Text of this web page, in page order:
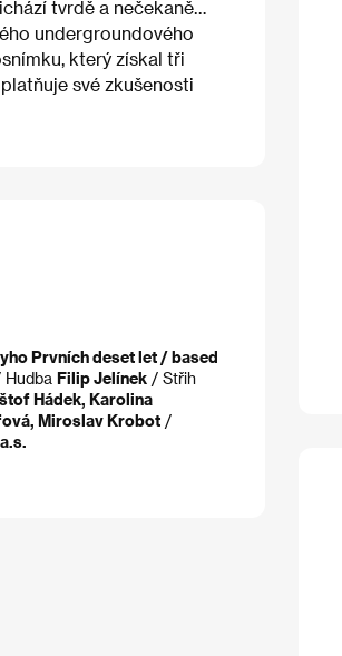
tvrdě a nečekaně…
undergroundového
který získal tři
své zkušenosti
Prvních deset let / based
Hudba Filip Jelínek / Střih
Hádek, Karolina
Miroslav Krobot /